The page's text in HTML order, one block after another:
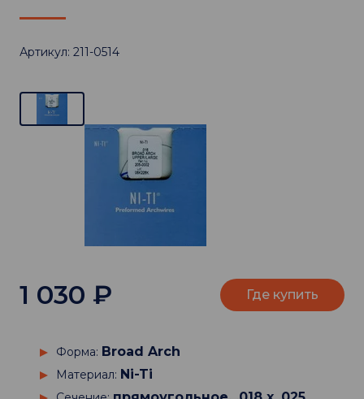
Артикул: 211-0514
Форма: Broad Arch
Материал: Ni-Ti
1 030 ₽ Где купить